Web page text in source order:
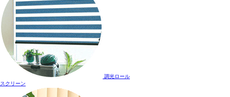
調光ロール
スクリーン